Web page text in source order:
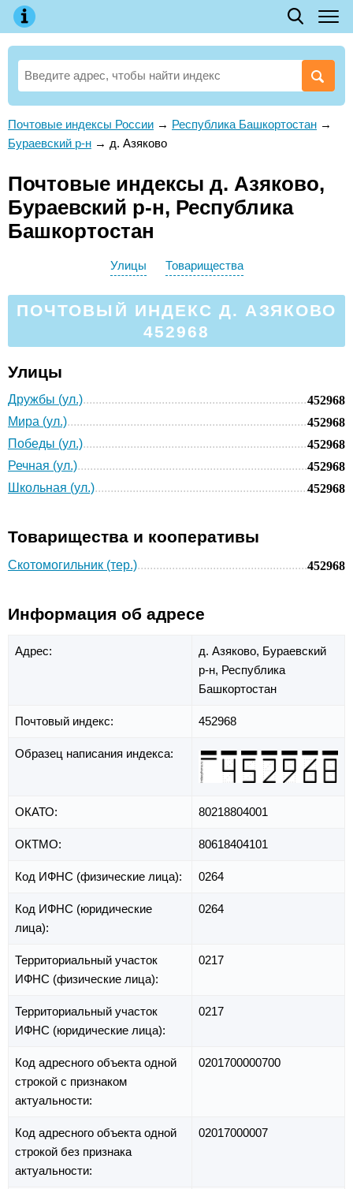
Почтовые индексы России → Республика Башкортостан →
Бураевский р-н → д. Азяково
Почтовые индексы д. Азяково,
Бураевский р-н, Республика
Башкортостан
Улицы Товарищества
ПОЧТОВЫЙ ИНДЕКС Д. АЗЯКОВО
452968
Улицы
Дружбы (ул.)
452968
Мира (ул.)
452968
Победы (ул.)
452968
Речная (ул.)
452968
Школьная (ул.)
452968
Товарищества и кооперативы
Скотомогильник (тер.) 452968
Информация об адресе
Адрес: д. Азяково, Бураевский
р-н, Республика
Башкортостан
Почтовый индекс: 452968
Образец написания индекса:
ОКАТО: 80218804001
ОКТМО: 80618404101
Код ИФНС (физические лица): 0264
Код ИФНС (юридические
лица):
0264
Территориальный участок
ИФНС (физические лица):
0217
Территориальный участок
ИФНС (юридические лица):
0217
Код адресного объекта одной
строкой с признаком
актуальности:
0201700000700
Код адресного объекта одной
строкой без признака
актуальности:
02017000007